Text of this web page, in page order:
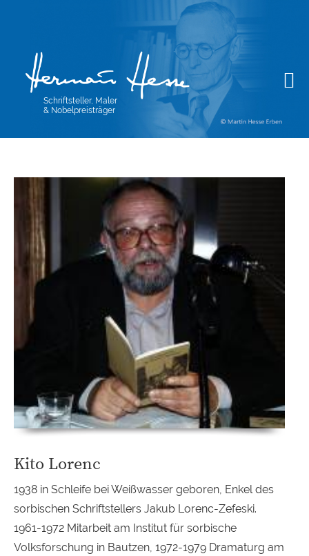
Schriftsteller, Maler
& Nobelpreisträger
Kito Lorenc
1938 in Schleife bei Weißwasser geboren, Enkel des
sorbischen Schriftstellers Jakub Lorenc-Zefeski.
1961-1972 Mitarbeit am Institut für sorbische
Volksforschung in Bautzen, 1972-1979 Dramaturg am